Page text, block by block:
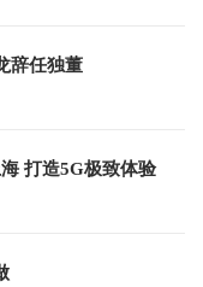
辞任独董
赛特斯多样化室内覆盖产品亮相MWC上海 打造5G极致体验